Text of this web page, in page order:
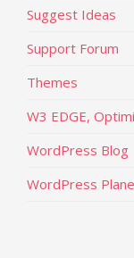
Suggest Ideas
Support Forum
Themes
W3 EDGE,
WordPress Blog
WordPress